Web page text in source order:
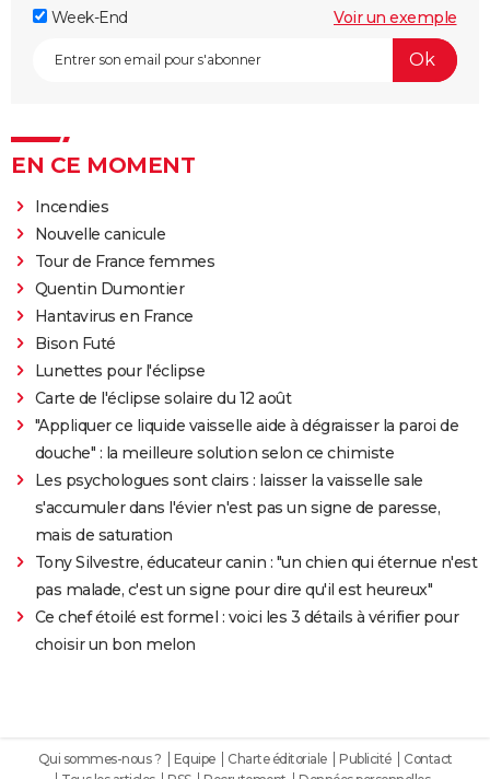
Week-End
Voir un exemple
EN CE MOMENT
Incendies
Nouvelle canicule
Tour de France femmes
Quentin Dumontier
Hantavirus en France
Bison Futé
Lunettes pour l'éclipse
Carte de l'éclipse solaire du 12 août
"Appliquer ce liquide vaisselle aide à dégraisser la paroi de
douche" : la meilleure solution selon ce chimiste
Les psychologues sont clairs : laisser la vaisselle sale
s'accumuler dans l'évier n'est pas un signe de paresse,
mais de saturation
Tony Silvestre, éducateur canin : "un chien qui éternue n'est
pas malade, c'est un signe pour dire qu'il est heureux"
Ce chef étoilé est formel : voici les 3 détails à vérifier pour
choisir un bon melon
Qui sommes-nous ? Equipe Charte éditoriale Publicité
Contact